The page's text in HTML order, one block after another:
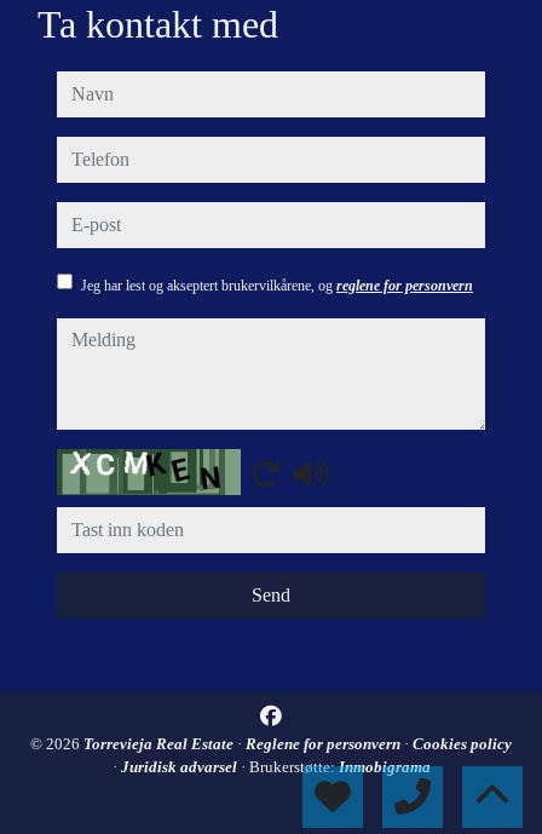
Ta kontakt med
navn
telefon
e-post
Jeg har lest og akseptert brukervilkårene, og reglene for personvern
melding
Captcha
Send
© 2026 Torrevieja Real Estate · Reglene for personvern · Cookies policy
· Juridisk advarsel · Brukerstøtte:Inmobigrama